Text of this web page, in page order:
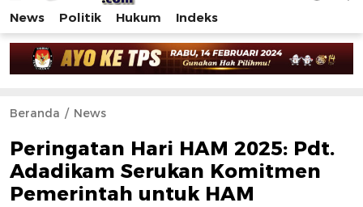
News Politik Hukum Indeks
Beranda News
Peringatan Hari HAM 2025: Pdt.
Adadikam Serukan Komitmen
Pemerintah untuk HAM